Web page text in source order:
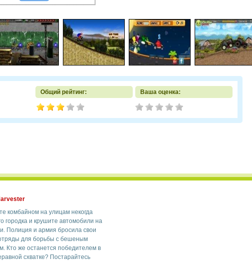
Общий рейтинг: Ваша оценка:
комбайном на улицам некогда
городка и крушите автомобили на
Полиция и армия бросила свои
для борьбы с бешеным
Кто же останется победителем в
схватке? Постарайтесь